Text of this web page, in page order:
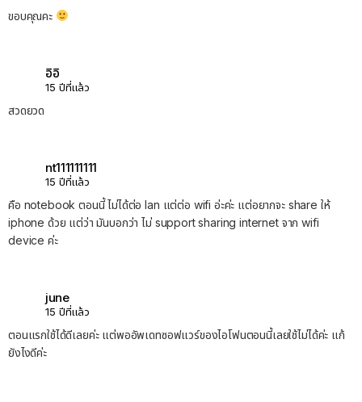
ขอบคุณคะ
อิอิ
15 ปีที่แล้ว
สวดยวด
nt111111111
15 ปีที่แล้ว
คือ notebook ตอนนี้ ไม่ได้ต่อ lan แต่ต่อ wifi อ่ะค่ะ แต่อยากจะ share ให้
iphone ด้วย แต่ว่า มันบอกว่า ไม่ support sharing internet จาก wifi
device ค่ะ
june
15 ปีที่แล้ว
ตอนแรกใช้ได้ดีเลยค่ะ แต่พออัพเดทซอฟแวร์ของไอโฟนตอนนี้เลยใช้ไม่ได้ค่ะ แก้
ยังไงดีค่ะ